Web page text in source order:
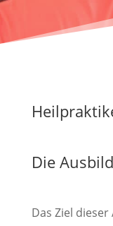
Die
Das Ziel